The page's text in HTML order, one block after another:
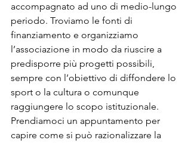
accompagnato ad uno di medio-lungo
periodo. Troviamo le fonti di
finanziamento e organizziamo
l’associazione in modo da riuscire a
predisporre più progetti possibili,
sempre con l’obiettivo di diffondere lo
sport o la cultura o comunque
raggiungere lo scopo istituzionale.
Prendiamoci un appuntamento per
capire come si può razionalizzare la